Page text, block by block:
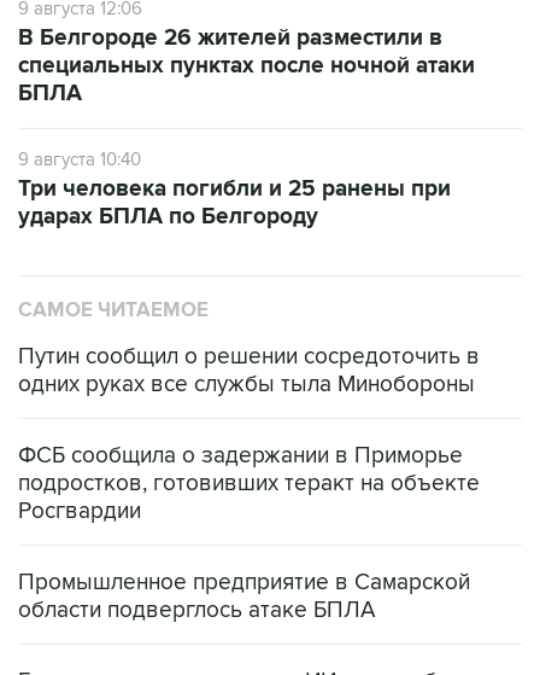
специальных пунктах после ночной атаки
БПЛА
ударах БПЛА по Белгороду
Путин сообщил о решении сосредоточить в
ФСБ сообщила о задержании в Приморье
Росгвардии
Промышленное предприятие в Самарской
Беспилотные технологии и ИИ на службе у